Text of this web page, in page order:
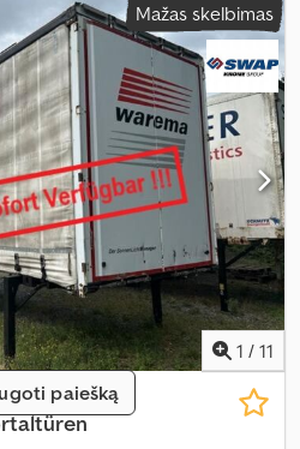
2 925 mm, Gamybos metai: 2015,
Mažas skelbimas
1 / 11
paiešką